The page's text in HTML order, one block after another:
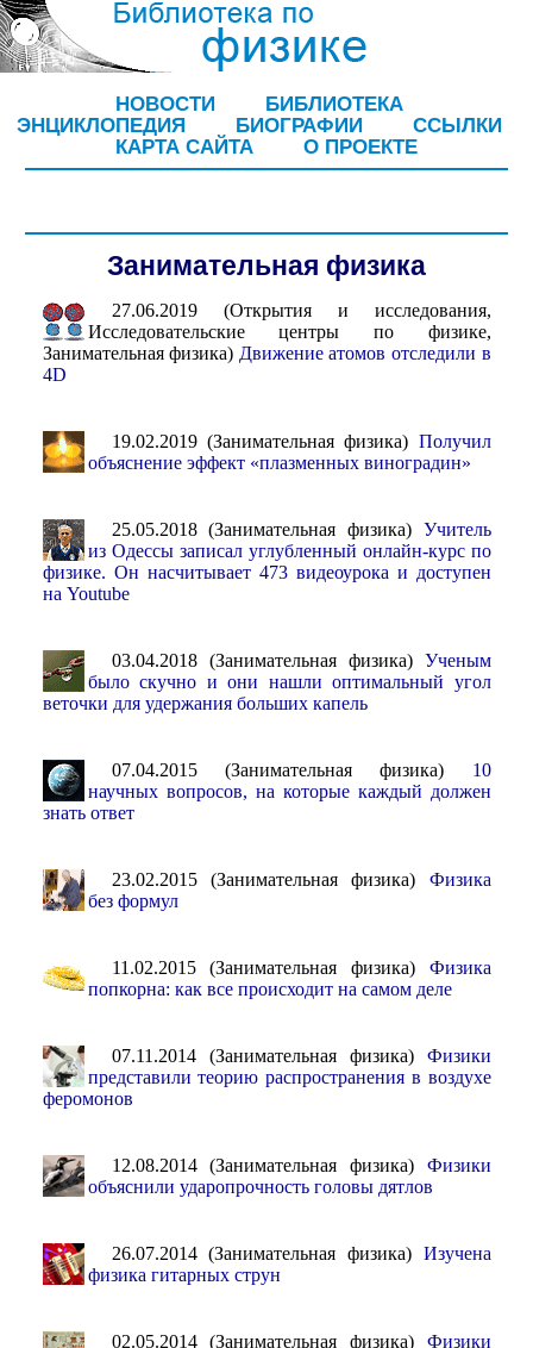
НОВОСТИ
БИБЛИОТЕКА
ЭНЦИКЛОПЕДИЯ
БИОГРАФИИ
ССЫЛКИ
КАРТА САЙТА
О ПРОЕКТЕ
Занимательная физика
27.06.2019 (Открытия и исследования,
Исследовательские центры по физике,
Занимательная физика) Движение атомов отследили в
4D
19.02.2019 (Занимательная физика) Получил
объяснение эффект «плазменных виноградин»
25.05.2018 (Занимательная физика) Учитель
из Одессы записал углубленный онлайн-курс по
физике. Он насчитывает 473 видеоурока и доступен
на Youtube
03.04.2018 (Занимательная физика) Ученым
было скучно и они нашли оптимальный угол
веточки для удержания больших капель
07.04.2015 (Занимательная физика) 10
научных вопросов, на которые каждый должен
знать ответ
23.02.2015 (Занимательная физика) Физика
без формул
11.02.2015 (Занимательная физика) Физика
попкорна: как все происходит на самом деле
07.11.2014 (Занимательная физика) Физики
представили теорию распространения в воздухе
феромонов
12.08.2014 (Занимательная физика) Физики
объяснили ударопрочность головы дятлов
26.07.2014 (Занимательная физика) Изучена
физика гитарных струн
02.05.2014 (Занимательная физика) Физики